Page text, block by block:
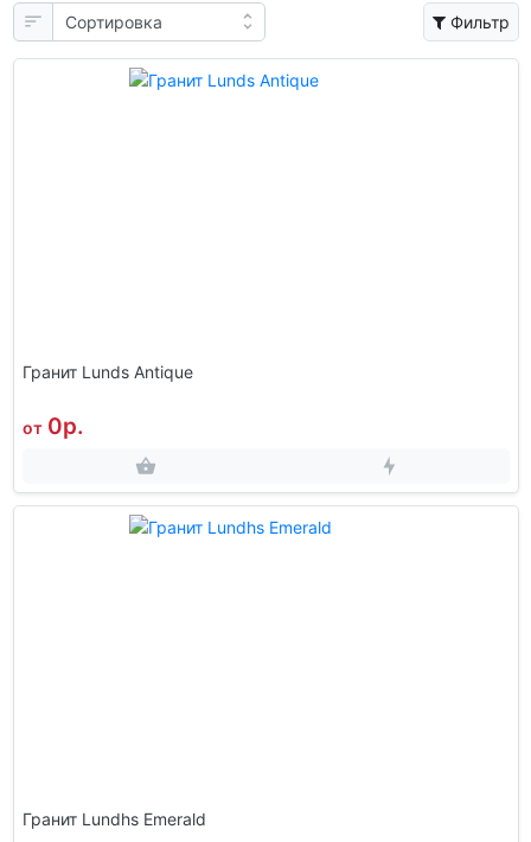
Фильтр
Гранит Lunds Antique
от 0р.
Гранит Lundhs Emerald